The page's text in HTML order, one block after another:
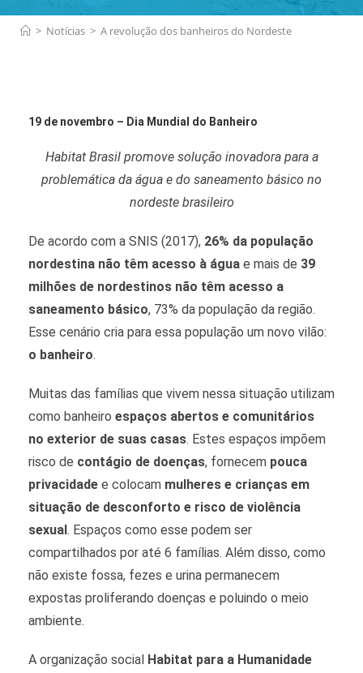
> Notícias > A revolução dos banheiros do Nordeste
19 de novembro – Dia Mundial do Banheiro
Habitat Brasil promove solução inovadora para a
problemática da água e do saneamento básico no
nordeste brasileiro
De acordo com a SNIS (2017), 26% da população
nordestina não têm acesso à água e mais de 39
milhões de nordestinos não têm acesso a
saneamento básico, 73% da população da região.
Esse cenário cria para essa população um novo vilão:
o banheiro.
Muitas das famílias que vivem nessa situação utilizam
como banheiro espaços abertos e comunitários
no exterior de suas casas. Estes espaços impõem
risco de contágio de doenças, fornecem pouca
privacidade e colocam mulheres e crianças em
situação de desconforto e risco de violência
sexual. Espaços como esse podem ser
compartilhados por até 6 famílias. Além disso, como
não existe fossa, fezes e urina permanecem
expostas proliferando doenças e poluindo o meio
ambiente.
A organização social Habitat para a Humanidade